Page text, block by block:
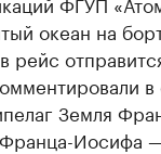
океан на
рейс
Земля
Иосифа